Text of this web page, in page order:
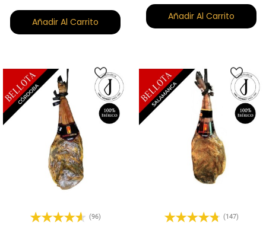
Añadir Al Carrito Añadir Al Carrito
(96) (147)